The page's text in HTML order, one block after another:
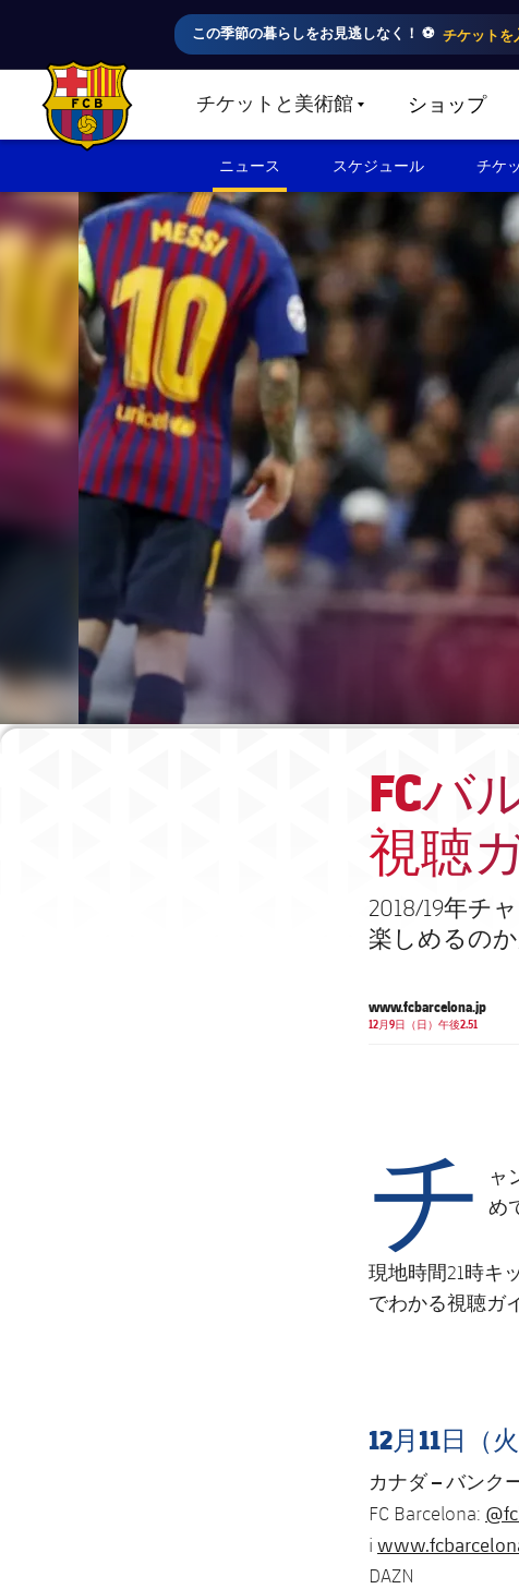
この季節の暮らしをお見逃しなく！ ⚽️ チケットを
FC Barcelona club badge チケットと美術館LABEL.SHARE.CARETDOWNショップ
ニュース スケジュール チケ
FCバ
視聴
2018/19年チ
楽しめるの
www.fcbarcelona.jp
12月9日（日）午後2.51
チ
ャ
め
現地時間21時キ
でわかる視聴ガ
12月11日（火
カナダ – バンク
FC Barcelona:
i
DAZN